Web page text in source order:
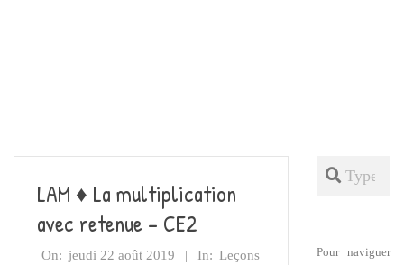
LAM ♦ La multiplication
avec retenue – CE2
On: jeudi 22 août 2019 In: Leçons
Search
Pour naviguer